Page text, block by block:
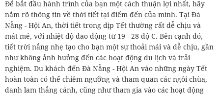
Để bắt đầu hành trình của bạn một cách thuận lợi nhất, hãy
nắm rõ thông tin về thời tiết tại điểm đến của mình. Tại Đà
Nẵng - Hội An, thời tiết trong dịp Tết thường rất dễ chịu và
mát mẻ, với nhiệt độ dao động từ 19 - 28 độ C. Bên cạnh đó,
tiết trời nắng nhẹ tạo cho bạn một sự thoải mái và dễ chịu, gần
như không ảnh hưởng đến các hoạt động du lịch và trải
nghiệm. Du khách đến Đà Nẵng - Hội An vào những ngày Tết
hoàn toàn có thể chiêm ngưỡng và tham quan các ngôi chùa,
danh lam thắng cảnh, cũng như tham gia vào các hoạt động